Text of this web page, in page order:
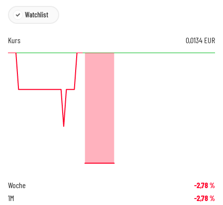
Watchlist
Kurs 0,0134 EUR
Woche -2,78%
1M -2,78%